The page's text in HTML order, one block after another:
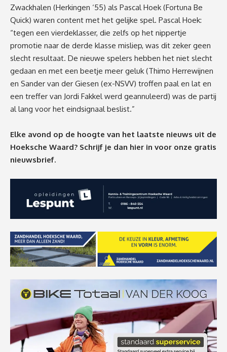
Zwackhalen (Herkingen ‘55) als Pascal Hoek (Fortuna Be
Quick) waren content met het gelijke spel. Pascal Hoek:
“tegen een vierdeklasser, die zelfs op het nippertje
promotie naar de derde klasse misliep, was dit zeker geen
slecht resultaat. De nieuwe spelers hebben het niet slecht
gedaan en met een beetje meer geluk (Thimo Herrewijnen
en Sander van der Giesen (ex-NSVV) troffen paal en lat en
een treffer van Jordi Fakkel werd geannuleerd) was de partij
al lang voor het eindsignaal beslist.”
Elke avond op de hoogte van het laatste nieuws uit de
Hoeksche Waard? Schrijf je dan hier in voor onze gratis
nieuwsbrief.